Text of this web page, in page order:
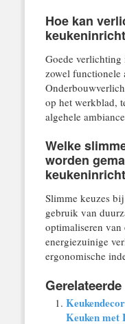
Hoe kan
Goede verlichting
zowel functionele
op het werkblad,
algehele
Welke
worden
Slimme keuzes
gebruik van
optimaliseren
energiezuinige
ergonomische
Keuken met